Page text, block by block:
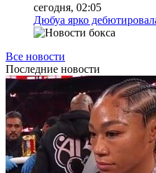
сегодня, 02:05
Дюбуа ярко
Все новости
Последние новости